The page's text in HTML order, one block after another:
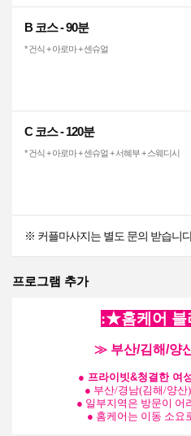
B 코스 - 90분
* 건식 + 아로마 + 센슈얼
C 코스 - 120분
* 건식 + 아로마 + 센슈얼 + 서혜부 + 스웨디시
※ 커플마사지는 별도 문의 받습니
프로그램 추가
:★홈케어
≫ 부산/김해/양
● 프라이빗&청결한 여
● 부산/경남(김해/양산
● 일부지역은 방문이 어
● 홈케어는 이동 소요